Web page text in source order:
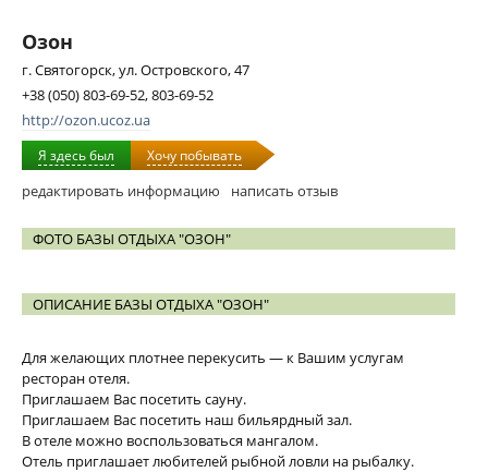
Озон
г. Святогорск, ул. Островского, 47
+38 (050) 803-69-52, 803-69-52
http://ozon.ucoz.ua
Я здесь был Хочу побывать
редактировать информацию написать отзыв
ФОТО БАЗЫ ОТДЫХА "ОЗОН"
ОПИСАНИЕ БАЗЫ ОТДЫХА "ОЗОН"
Для желающих плотнее перекусить — к Вашим услугам
ресторан отеля.
Приглашаем Вас посетить сауну.
Приглашаем Вас посетить наш бильярдный зал.
В отеле можно воспользоваться мангалом.
Отель приглашает любителей рыбной ловли на рыбалку.